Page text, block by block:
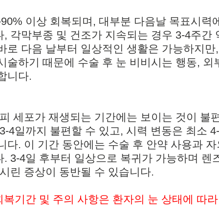
이상 회복되며, 대부분 다음날 목표시력
, 각막부종 및 건조가 지속되는 경우 3-4주간
로 다음 날부터 일상적인 생활은 가능하지만
술하기 때문에 수술 후 눈 비비시는 행동, 외
니다.
세포가 재생되는 기간에는 보이는 것이 불
4일까지 불편할 수 있고, 시력 변동은 최소
다. 이 기간 동안에는 수술 후 안약 사용과
. 3-4일 후부터 일상으로 복귀가 가능하며 렌
린 증상이 동반될 수 있습니다.
기간 및 주의 사항은 환자의 눈 상태에 따